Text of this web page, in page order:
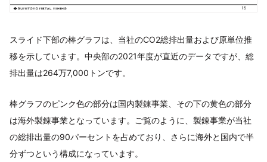
スライド下部の棒グラフは、当社のCO2総排出量および原単位推
移を示しています。中央部の2021年度が直近のデータですが、総
排出量は264万7,000トンです。
棒グラフのピンク色の部分は国内製錬事業、その下の黄色の部分
は海外製錬事業となっています。ご覧のように、製錬事業が当社
の総排出量の90パーセントを占めており、さらに海外と国内で半
分ずつという構成になっています。